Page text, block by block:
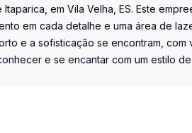
em Vila Velha, ES. Este
em cada detalhe e uma área de
e a sofisticação se encontram,
e se encantar com um estilo